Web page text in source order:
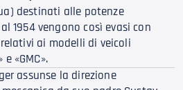
destinati alle potenze
1954 vengono così evasi con
ai modelli di veicoli
«GMC».
assunse la direzione